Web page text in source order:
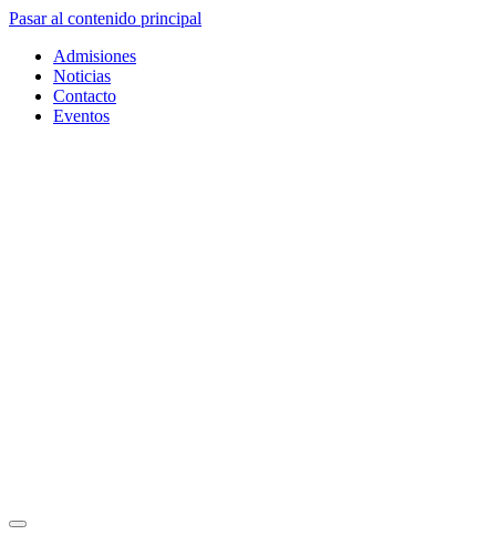
Pasar al contenido principal
Admisiones
Noticias
Contacto
Eventos